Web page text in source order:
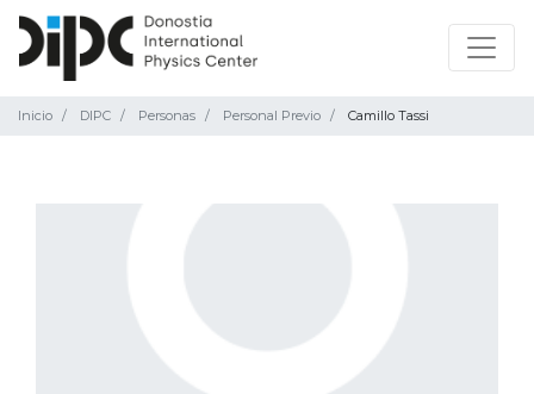
Inicio DIPC Personas Personal Previo Camillo Tassi